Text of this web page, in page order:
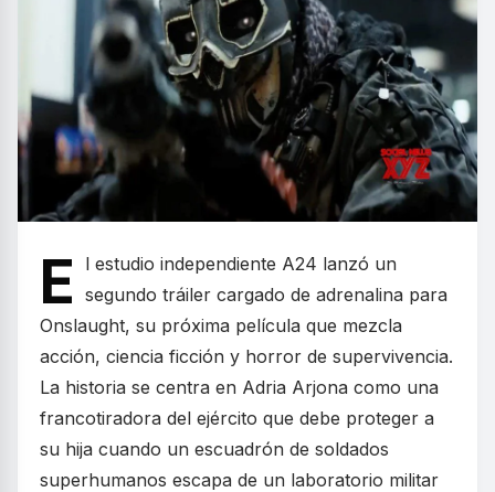
E
l estudio independiente A24 lanzó un
segundo tráiler cargado de adrenalina para
Onslaught, su próxima película que mezcla
acción, ciencia ficción y horror de supervivencia.
La historia se centra en Adria Arjona como una
francotiradora del ejército que debe proteger a
su hija cuando un escuadrón de soldados
superhumanos escapa de un laboratorio militar